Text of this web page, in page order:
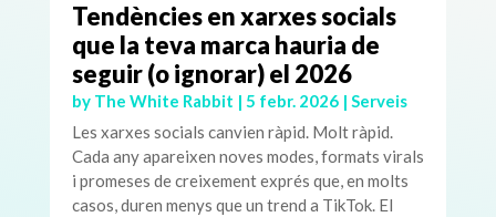
Tendències en xarxes socials
que la teva marca hauria de
seguir (o ignorar) el 2026
by The White Rabbit | 5 febr. 2026| Serveis
Les xarxes socials canvien ràpid. Molt ràpid.
Cada any apareixen noves modes, formats virals
i promeses de creixement exprés que, en molts
casos, duren menys que un trend a TikTok. El